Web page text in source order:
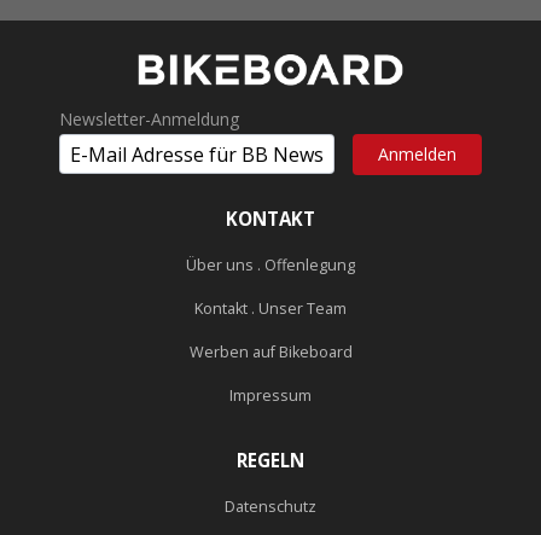
Newsletter-Anmeldung
KONTAKT
Über uns . Offenlegung
Kontakt . Unser Team
Werben auf Bikeboard
Impressum
REGELN
Datenschutz